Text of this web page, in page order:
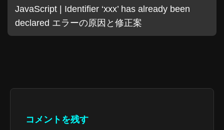
JavaScript | Identifier ‘xxx’ has already been
declared エラーの原因と修正案
コメントを残す